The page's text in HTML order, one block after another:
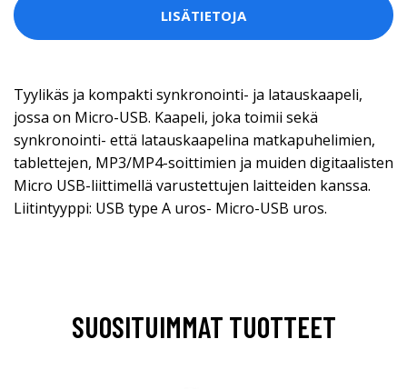
LISÄTIETOJA
Tyylikäs ja kompakti synkronointi- ja latauskaapeli,
jossa on Micro-USB. Kaapeli, joka toimii sekä
synkronointi- että latauskaapelina matkapuhelimien,
tablettejen, MP3/MP4-soittimien ja muiden digitaalisten
Micro USB-liittimellä varustettujen laitteiden kanssa.
Liitintyyppi: USB type A uros- Micro-USB uros.
SUOSITUIMMAT TUOTTEET